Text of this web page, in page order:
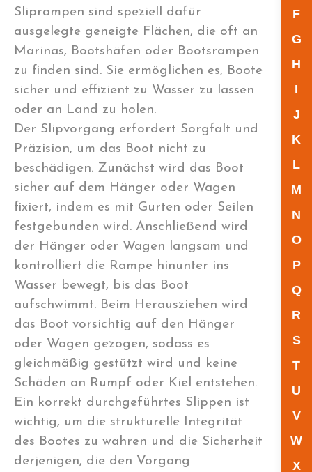
F
G
H
I
J
K
L
M
N
O
P
Q
R
S
T
U
V
W
X
Sliprampen sind speziell dafür
ausgelegte geneigte Flächen, die oft an
Marinas, Bootshäfen oder Bootsrampen
zu finden sind. Sie ermöglichen es, Boote
sicher und effizient zu Wasser zu lassen
oder an Land zu holen.
Der Slipvorgang erfordert Sorgfalt und
Präzision, um das Boot nicht zu
beschädigen. Zunächst wird das Boot
sicher auf dem Hänger oder Wagen
fixiert, indem es mit Gurten oder Seilen
festgebunden wird. Anschließend wird
der Hänger oder Wagen langsam und
kontrolliert die Rampe hinunter ins
Wasser bewegt, bis das Boot
aufschwimmt. Beim Herausziehen wird
das Boot vorsichtig auf den Hänger
oder Wagen gezogen, sodass es
gleichmäßig gestützt wird und keine
Schäden an Rumpf oder Kiel entstehen.
Ein korrekt durchgeführtes Slippen ist
wichtig, um die strukturelle Integrität
des Bootes zu wahren und die Sicherheit
derjenigen, die den Vorgang